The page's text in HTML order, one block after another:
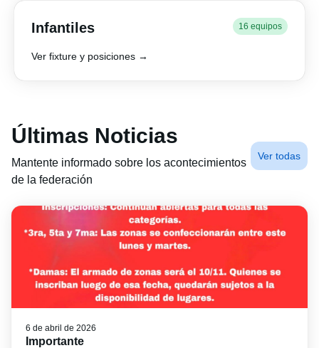
Infantiles 16 equipos
Ver fixture y posiciones →
Últimas Noticias
Mantente informado sobre los acontecimientos
de la federación
Ver todas
6 de abril de 2026
Importante